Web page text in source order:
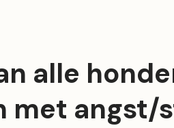
alle
met angst/